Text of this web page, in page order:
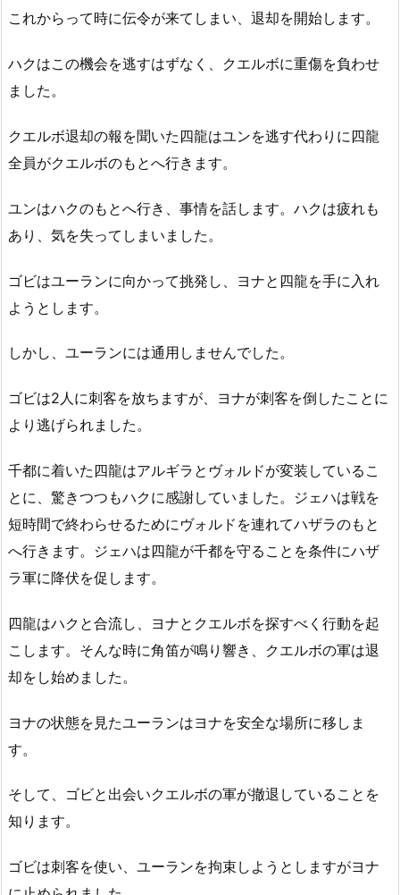
これからって時に伝令が来てしまい、退却を開始します。
ハクはこの機会を逃すはずなく、クエルボに重傷を負わせ
ました。
クエルボ退却の報を聞いた四龍はユンを逃す代わりに四龍
全員がクエルボのもとへ行きます。
ユンはハクのもとへ行き、事情を話します。ハクは疲れも
あり、気を失ってしまいました。
ゴビはユーランに向かって挑発し、ヨナと四龍を手に入れ
ようとします。
しかし、ユーランには通用しませんでした。
ゴビは2人に刺客を放ちますが、ヨナが刺客を倒したことに
より逃げられました。
千都に着いた四龍はアルギラとヴォルドが変装しているこ
とに、驚きつつもハクに感謝していました。ジェハは戦を
短時間で終わらせるためにヴォルドを連れてハザラのもと
へ行きます。ジェハは四龍が千都を守ることを条件にハザ
ラ軍に降伏を促します。
四龍はハクと合流し、ヨナとクエルボを探すべく行動を起
こします。そんな時に角笛が鳴り響き、クエルボの軍は退
却をし始めました。
ヨナの状態を見たユーランはヨナを安全な場所に移しま
す。
そして、ゴビと出会いクエルボの軍が撤退していることを
知ります。
ゴビは刺客を使い、ユーランを拘束しようとしますがヨナ